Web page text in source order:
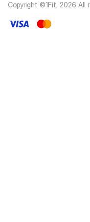
Copyright ©1Fit, 2026 All